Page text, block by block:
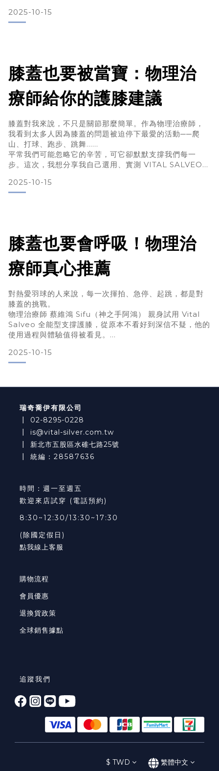
稱作網球肘？相對於羽球，網球的球和球拍重量重得多，
而打網球時，不順手的反手拍技巧，使用的即是我們前臂
2025-10-15
膝蓋也要被當寶：物理治
療師給你的護膝建議
膝蓋對我來說，不只是關節那麼簡單。作為物理治療師，
我看到太多人因為膝蓋的問題被迫停下最愛的活動──爬
山、打球、跑步、跳舞……
平常我們可能忽略它的辛苦，可它卻默默支撐我們每一
步。這次，我想分享我自己選用、實測 VITAL SALVEO
安心。為什麼膝蓋不能被輕忽？你有沒有這樣的經歷：上
下樓梯，一下子就感覺膝蓋「咯噠」；打球後幾天隱隱作
2025-10-15
膝蓋也要會呼吸！物理治
療師真心推薦
對熱愛羽球的人來說，每一次揮拍、急停、起跳，都是對
膝蓋的挑戰。
物理治療師 蔡維鴻 Sifu（神之手阿鴻） 親身試用 Vital
Salveo 全能型支撐護膝，從原本不看好到深信不疑，他的
使用過程與體驗值得被看見。
效果的真實觀察，希望你能從中找到最適合自己的膝蓋保
護方案。為什麼膝蓋是羽球人的弱點？羽球運動在瞬間變
量訓練容易造成軟骨、韌帶、半月板等結構受累或退化即
2025-10-15
瑞奇喬伊有限公司
02-8295-0228
is@vital-silver.com.tw
新北市五股區水碓七路25號
┃ 統編：28587636
時間：週一至週五
歡迎來店試穿 (電話預約)
8:30~12:30/13:30~17:30
(除國定假日)
點我線上客服
購物流程
會員優惠
退換貨政策
全球銷售據點
追蹤我們
$ TWD 繁體中文